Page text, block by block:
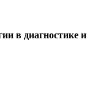
в диагностике и